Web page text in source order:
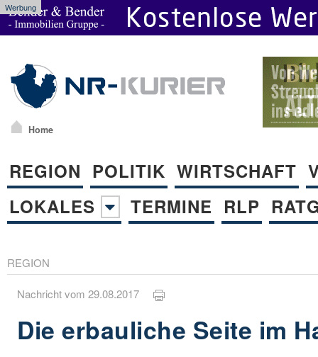
Werbung
Home
REGION POLITIK WIRTSCHAFT
LOKALES
TERMINE RLP
REGION
Nachricht vom 29.08.2017
Die erbauliche Seite im